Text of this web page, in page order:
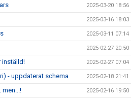
2025-03-20 18:56
2025-03-16 18:03
2025-03-11 07:14
2025-02-27 20:50
inställd! 2025-02-27 07:04
- uppdaterat schema 2025-02-18 21:41
2025-02-16 19:50